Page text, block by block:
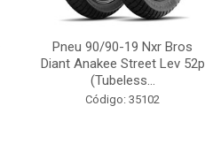
Pneu 90/90-19 Nxr Bros
Diant Anakee Street Lev 52p
(Tubeless...
Código: 35102